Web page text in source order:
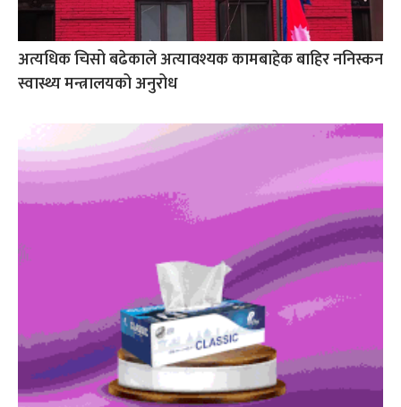
अत्यधिक चिसो बढेकाले अत्यावश्यक कामबाहेक बाहिर ननिस्कन
स्वास्थ्य मन्त्रालयको अनुरोध